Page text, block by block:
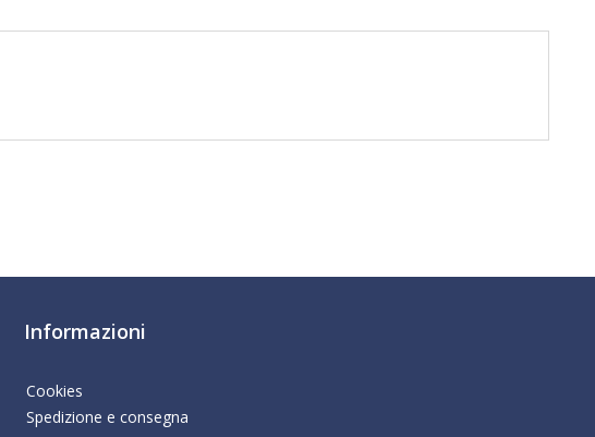
Informazioni
Cookies
Spedizione e consegna